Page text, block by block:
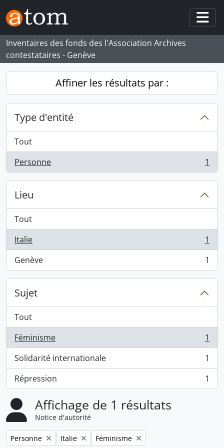
Skip to main content
Inventaires des fonds des l'Association Archives
contestataires - Genève
Affiner les résultats par :
Type d'entité
Tout
Personne
, 1 résultats 1
Lieu
Tout
Italie
, 1 résultats
1
Genève
, 1 résultats 1
Sujet
Tout
Féminisme
, 1 résultats
1
Solidarité internationale
, 1 résultats
1
Répression
, 1 résultats 1
Affichage de 1 résultats
Notice d'autorité
Remove filter:
Personne Remove filter:
Italie Remove filter:
Féminisme